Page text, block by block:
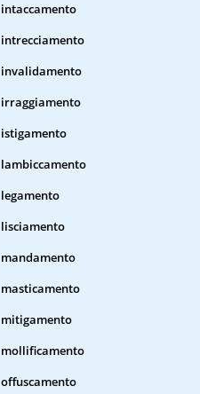
intaccamento
intrecciamento
invalidamento
irraggiamento
istigamento
lambiccamento
legamento
lisciamento
mandamento
masticamento
mitigamento
mollificamento
offuscamento